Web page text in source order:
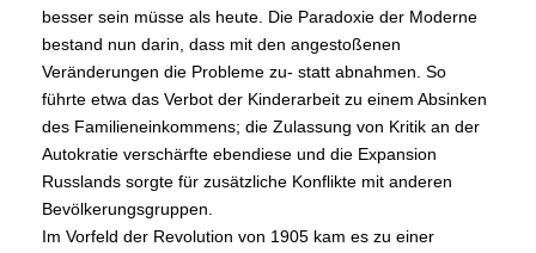
besser sein müsse als heute. Die Paradoxie der Moderne
bestand nun darin, dass mit den angestoßenen
Veränderungen die Probleme zu- statt abnahmen. So
führte etwa das Verbot der Kinderarbeit zu einem Absinken
des Familieneinkommens; die Zulassung von Kritik an der
Autokratie verschärfte ebendiese und die Expansion
Russlands sorgte für zusätzliche Konflikte mit anderen
Bevölkerungsgruppen.
Im Vorfeld der Revolution von 1905 kam es zu einer